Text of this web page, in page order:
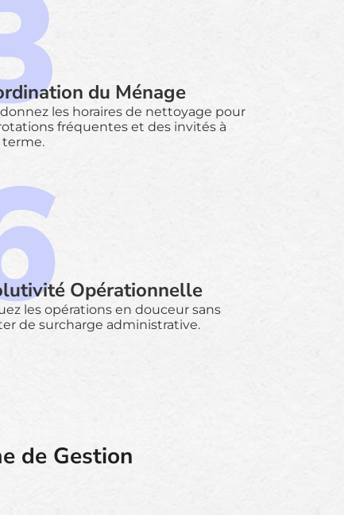
du Ménage
les horaires de nettoyage pour
fréquentes et des invités à
terme.
Opérationnelle
les opérations en douceur sans
de surcharge administrative.
de Gestion